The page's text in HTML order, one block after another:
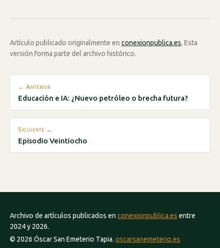
Artículo publicado originalmente en conexionpublica.es. Esta
versión forma parte del archivo histórico.
← Anterior
Educación e IA: ¿Nuevo petróleo o brecha futura?
Siguiente →
Episodio Veintiocho
Archivo de artículos publicados en conexionpublica.es entre
2024 y 2026.
© 2026 Óscar San Emeterio Tapia. oscarsanemeterio.es